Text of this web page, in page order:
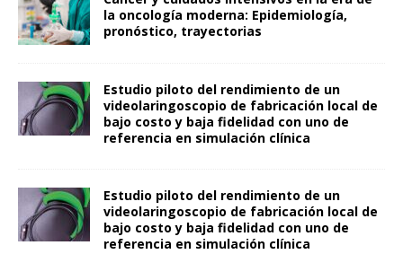
la oncología moderna: Epidemiología,
pronóstico, trayectorias
Estudio piloto del rendimiento de un
videolaringoscopio de fabricación local de
bajo costo y baja fidelidad con uno de
referencia en simulación clínica
Estudio piloto del rendimiento de un
videolaringoscopio de fabricación local de
bajo costo y baja fidelidad con uno de
referencia en simulación clínica